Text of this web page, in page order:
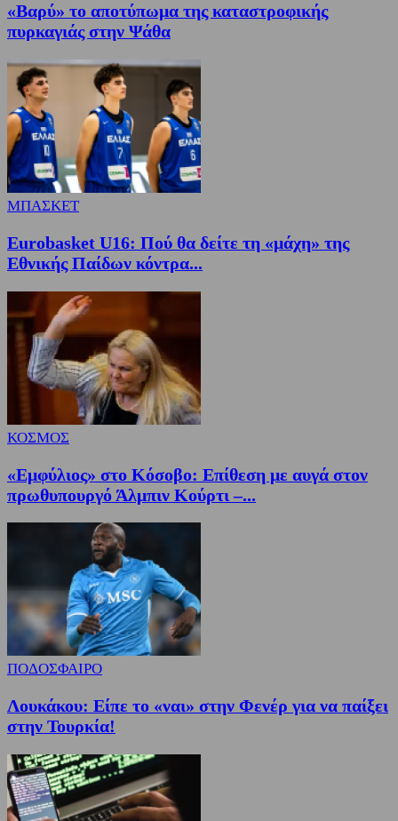
«Βαρύ» το αποτύπωμα της καταστροφικής
πυρκαγιάς στην Ψάθα
ΜΠΑΣΚΕΤ
Eurobasket U16: Πού θα δείτε τη «μάχη» της
Εθνικής Παίδων κόντρα...
ΚΟΣΜΟΣ
«Εμφύλιος» στο Κόσοβο: Επίθεση με αυγά στον
πρωθυπουργό Άλμπιν Κούρτι –...
ΠΟΔΟΣΦΑΙΡΟ
Λουκάκου: Είπε το «ναι» στην Φενέρ για να παίξει
στην Τουρκία!